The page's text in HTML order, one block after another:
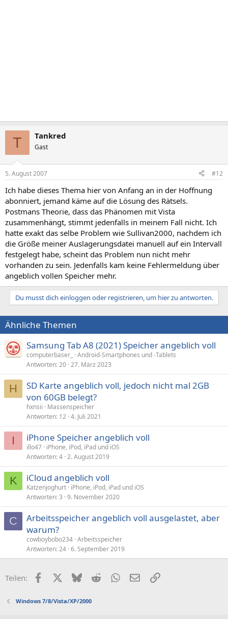
T Tankred
Gast
5. August 2007 #12
Ich habe dieses Thema hier von Anfang an in der Hoffnung
abonniert, jemand käme auf die Lösung des Rätsels.
Postmans Theorie, dass das Phänomen mit Vista
zusammenhängt, stimmt jedenfalls in meinem Fall nicht. Ich
hatte exakt das selbe Problem wie Sullivan2000, nachdem ich
die Größe meiner Auslagerungsdatei manuell auf ein Intervall
festgelegt habe, scheint das Problem nun nicht mehr
vorhanden zu sein. Jedenfalls kam keine Fehlermeldung über
angeblich vollen Speicher mehr.
Du musst dich einloggen oder registrieren, um hier zu antworten.
Ähnliche Themen
Samsung Tab A8 (2021) Speicher angeblich voll
computerbaser_
Android-Smartphones und -Tablets
Antworten 20 27. März 2023
H
SD Karte angeblich voll, jedoch nicht mal 2GB
von 60GB belegt?
hxnsii
Massenspeicher
Antworten 12 4. Juli 2021
I iPhone Speicher angeblich voll
illo47 iPhone, iPod, iPad und iOS
Antworten 4 2. August 2019
K iCloud angeblich voll
Katzenjoghurt iPhone, iPod, iPad und iOS
Antworten 3 9. November 2020
C
Arbeitsspeicher angeblich voll ausgelastet, aber
warum?
cowboybobo234 Arbeitsspeicher
Antworten 24 6. September 2019
Teilen: FacebookX (Twitter)
BlueskyRedditWhatsApp
E-MailLink
Windows 7/8/Vista/XP/2000